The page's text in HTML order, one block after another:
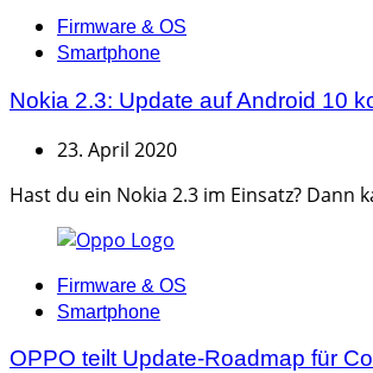
Categories
Firmware & OS
Smartphone
Nokia 2.3: Update auf Android 10
23. April 2020
Hast du ein Nokia 2.3 im Einsatz?
Categories
Firmware & OS
Smartphone
OPPO teilt Update-Roadmap für